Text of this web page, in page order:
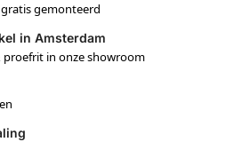
gemonteerd
in Amsterdam
proefrit in onze showroom